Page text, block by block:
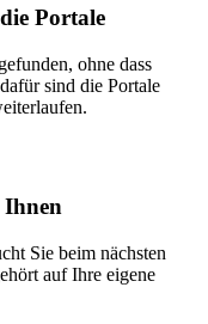
Portale
ohne dass
sind die Portale
Ihnen
Sie beim nächsten
auf Ihre eigene